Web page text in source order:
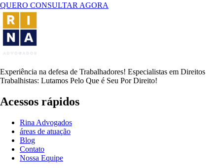
QUERO CONSULTAR AGORA
Experiência na defesa de Trabalhadores! Especialistas em Direitos
Trabalhistas: Lutamos Pelo Que é Seu Por Direito!
Acessos rápidos
Rina Advogados
áreas de atuação
Blog
Contato
Nossa Equipe